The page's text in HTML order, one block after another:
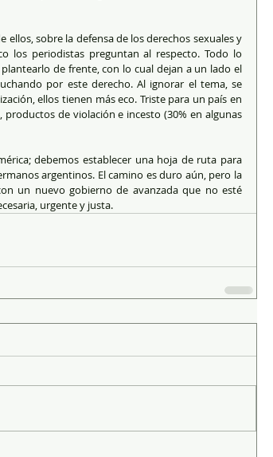
sobre la defensa de los derechos sexuales y
los periodistas preguntan al respecto. Todo lo
de frente, con lo cual dejan a un lado el
por este derecho. Al ignorar el tema, se
ellos tienen más eco. Triste para un país en
de violación e incesto (30% en algunas
debemos establecer una hoja de ruta para
argentinos. El camino es duro aún, pero la
un nuevo gobierno de avanzada que no esté
urgente y justa.